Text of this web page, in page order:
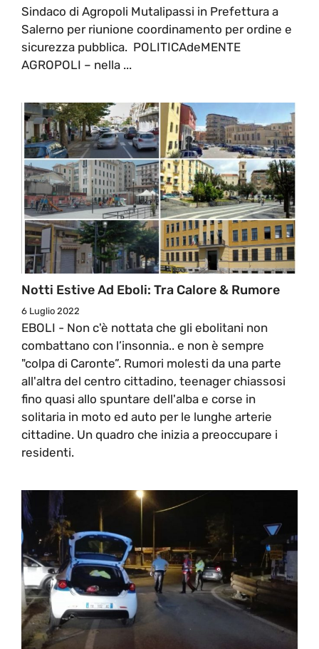
Sindaco di Agropoli Mutalipassi in Prefettura a
Salerno per riunione coordinamento per ordine e
sicurezza pubblica. POLITICAdeMENTE
AGROPOLI – nella ...
Notti Estive Ad Eboli: Tra Calore & Rumore
6 Luglio 2022
EBOLI - Non c'è nottata che gli ebolitani non
combattano con l’insonnia.. e non è sempre
"colpa di Caronte”. Rumori molesti da una parte
all'altra del centro cittadino, teenager chiassosi
fino quasi allo spuntare dell'alba e corse in
solitaria in moto ed auto per le lunghe arterie
cittadine. Un quadro che inizia a preoccupare i
residenti.